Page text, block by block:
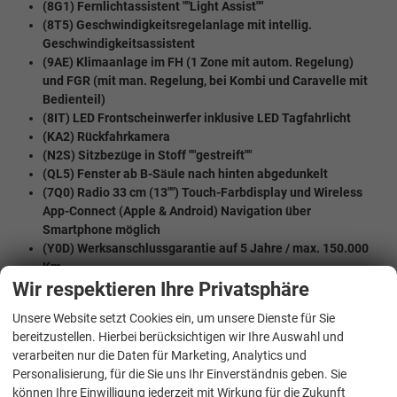
(8G1) Fernlichtassistent ""Light Assist""
(8T5) Geschwindigkeitsregelanlage mit intellig.
Geschwindigkeitsassistent
(9AE) Klimaanlage im FH (1 Zone mit autom. Regelung)
und FGR (mit man. Regelung, bei Kombi und Caravelle mit
Bedienteil)
(8IT) LED Frontscheinwerfer inklusive LED Tagfahrlicht
(KA2) Rückfahrkamera
(N2S) Sitzbezüge in Stoff ""gestreift""
(QL5) Fenster ab B-Säule nach hinten abgedunkelt
(7Q0) Radio 33 cm (13"") Touch-Farbdisplay und Wireless
App-Connect (Apple & Android) Navigation über
Smartphone möglich
(Y0D) Werksanschlussgarantie auf 5 Jahre / max. 150.000
Km
(U9B) USB Typ C
(8RL) 6 Lautsprecher
(9IE) Mobiltelefon-Schnittstelle
Wir respektieren Ihre Privatsphäre
Unsere Website setzt Cookies ein, um unsere Dienste für Sie
bereitzustellen. Hierbei berücksichtigen wir Ihre Auswahl und
verarbeiten nur die Daten für Marketing, Analytics und
Personalisierung, für die Sie uns Ihr Einverständnis geben. Sie
können Ihre Einwilligung jederzeit mit Wirkung für die Zukunft